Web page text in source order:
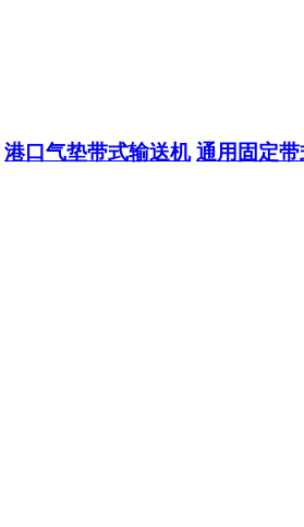
港口气垫带式输送机 通用固定